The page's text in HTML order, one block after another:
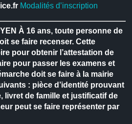
Modalités d’inscription
À 16 ans, toute personne de
se faire recenser. Cette
pour obtenir l’attestation de
pour passer les examens et
doit se faire à la mairie
: pièce d’identité prouvant
livret de famille et justificatif de
peut se faire représenter par